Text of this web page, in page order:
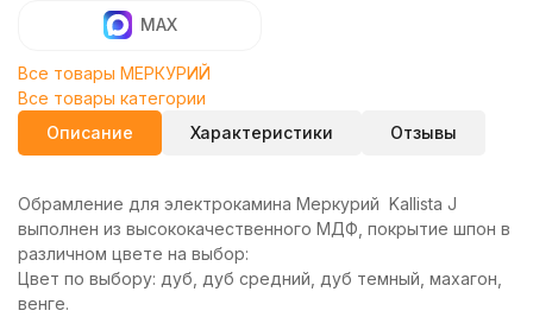
MAX
Все товары МЕРКУРИЙ
Все товары категории
Описание
Характеристики Отзывы
Обрамление для электрокамина Меркурий Kallista J
выполнен из высококачественного МДФ, покрытие шпон в
различном цвете на выбор:
Цвет по выбору: дуб, дуб средний, дуб темный, махагон,
венге.